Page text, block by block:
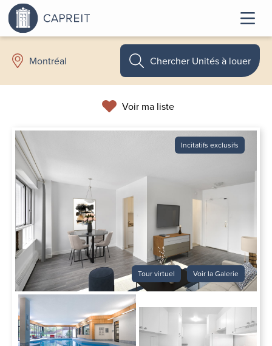
Montréal
Voir ma liste
Chercher Unités à louer
Incitatifs exclusifs
Tour virtuel Voir la Galerie